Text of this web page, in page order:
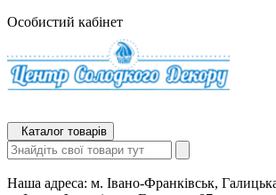
Особистий кабінет
Каталог товарів
Наша адреса: м. Івано-Франківськ,